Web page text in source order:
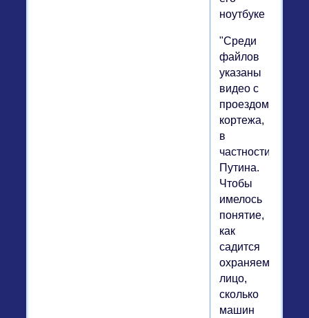
ноутбуке
"Среди
файлов
указаны
видео с
проездом
кортежа,
в
частности
Путина.
Чтобы
имелось
понятие,
как
садится
охраняемое
лицо,
сколько
машин